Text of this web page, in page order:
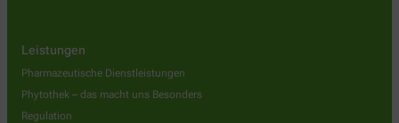
Leistungen
Pharmazeutische Dienstleistungen
Phytothek – das macht uns Besonders
Regulation